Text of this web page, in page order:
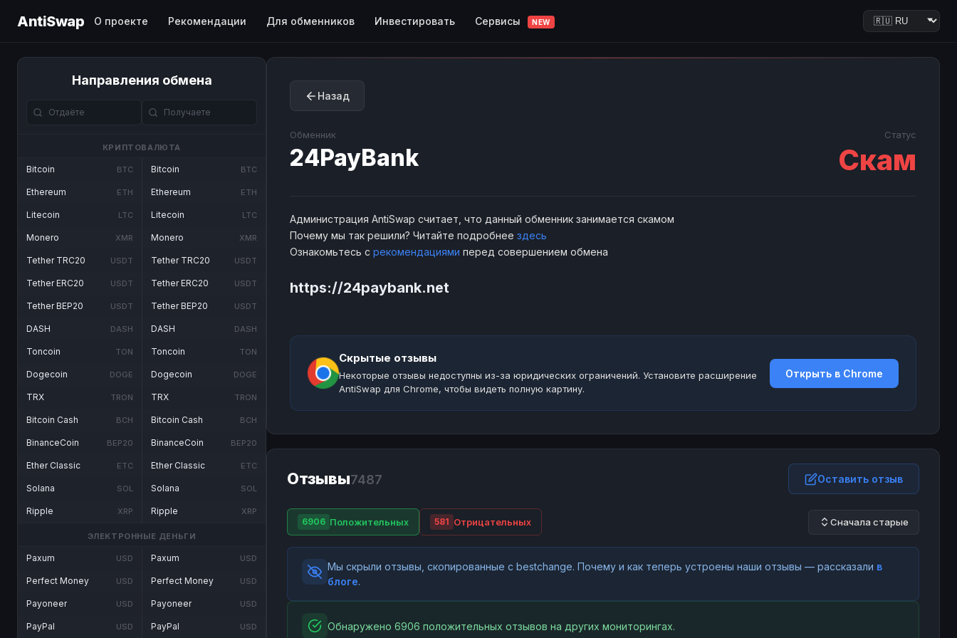
AntiSwap О проекте Рекомендации Для обменников Инвестировать Сервисы NEW
Направления обмена
КРИПТОВАЛЮТА
Bitcoin BTC
Ethereum ETH
Litecoin LTC
Monero XMR
Tether TRC20 USDT
Tether ERC20 USDT
Tether BEP20 USDT
DASH DASH
Toncoin TON
Dogecoin DOGE
TRX TRON
Bitcoin Cash BCH
BinanceCoin BEP20
Ether Classic ETC
Solana SOL
Ripple XRP
Bitcoin BTC
Ethereum ETH
Litecoin LTC
Monero XMR
Tether TRC20 USDT
Tether ERC20 USDT
Tether BEP20 USDT
DASH DASH
Toncoin TON
Dogecoin DOGE
TRX TRON
Bitcoin Cash BCH
BinanceCoin BEP20
Ether Classic ETC
Solana SOL
Ripple XRP
ЭЛЕКТРОННЫЕ ДЕНЬГИ
Paxum USD
Perfect Money USD
Payoneer USD
PayPal USD
Paxum USD
Perfect Money USD
Payoneer USD
PayPal USD
Назад
Обменник
24PayBank
Статус
Скам
Администрация AntiSwap считает, что данный обменник занимается скамом
Почему мы так решили? Читайте подробнее здесь
Ознакомьтесь с рекомендациями перед совершением обмена
https://24paybank.net
Скрытые отзывы
Некоторые отзывы недоступны из-за юридических ограничений. Установите расширение
AntiSwap для Chrome, чтобы видеть полную картину.
Открыть в Chrome
Отзывы7487 Оставить отзыв
6906 Положительных 581 Отрицательных Сначала старые
Мы скрыли отзывы, скопированные с bestchange. Почему и как теперь устроены наши отзывы — рассказали в
блоге.
Обнаружено 6906 положительных отзывов на других мониторингах.